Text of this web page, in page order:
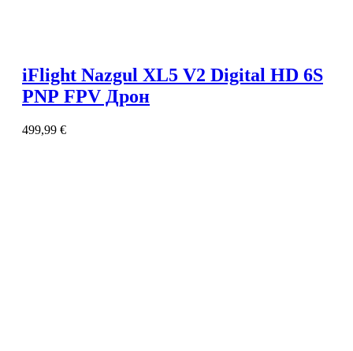
iFlight Nazgul XL5 V2 Digital HD 6S
PNP FPV Дрон
499,99 €